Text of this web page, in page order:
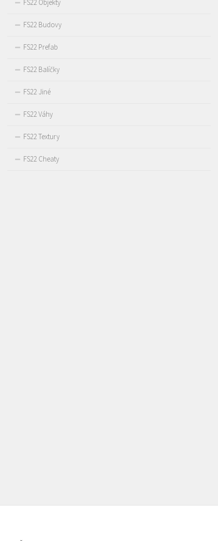
FS22 Objekty
FS22 Budovy
FS22 Prefab
FS22 Balíčky
FS22 Jiné
FS22 Váhy
FS22 Textury
FS22 Cheaty